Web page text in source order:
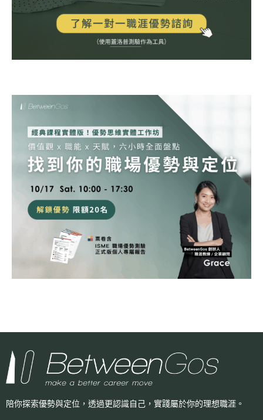
陪你探索優勢與定位，透過更認識自己， 實踐屬於你的理想職涯。